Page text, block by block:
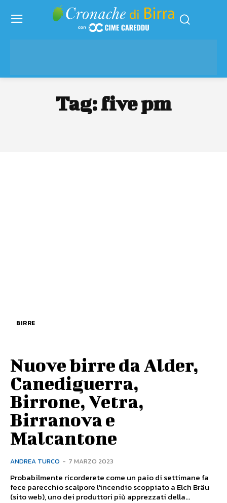
Tag:five pm
BIRRE
Nuove birre da Alder,
Canediguerra,
Birrone, Vetra,
Birranova e
Malcantone
ANDREA TURCO - 7 MARZO 2023
Probabilmente ricorderete come un paio di settimane fa
fece parecchio scalpore l'incendio scoppiato a Elch Bräu
(sito web), uno dei produttori più apprezzati della...